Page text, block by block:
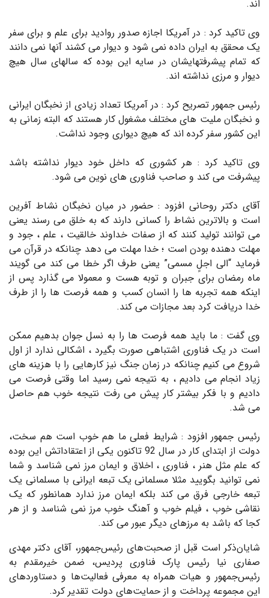
اند.
وی تاکید کرد : در آمریکا اجازه صدور روادید برای علم و برای سفر
یک محقق به ایران داده نمی شود و دیوار می کشند آنها نمی دانند
که تمام پیشرفتهایشان در سایه این بوده که سالهای سال هیچ
دیوار و مرزی نداشته اند.
رئیس جمهور تصریح کرد : در آمریکا تعداد زیادی از نخبگان ایرانی
و نخبگان ملیت های مختلف مشغول کار هستند که البته زمانی به
این کشور سفر کرده اند که هیچ دیواری وجود نداشت.
وی تاکید کرد : هر کشوری که داخل خود دیوار نداشته باشد
پیشرفت می کند و صاحب فناوری های نوین می شود.
آقای دکتر روحانی افزود : حضور در میان نخبگان نشاط آفرین
است و بالاترین نشاط را کسانی دارند که به خلق می رسند یعنی
می توانند تولید کنند که از صفات خداوند خالقیت ، علم ، جود و
مهلت دهنده بودن است ؛ خدا مهلت می دهد چنانکه در قرآن می
فرماید “الی اجلٍ مسمی” یعنی طرف اگر خطا می کند می گویند
ماه رمضان برای جبران و توبه هست و معمولا می گذارد پس از
اینکه همه تجربه ها را انسان کسب و همه فرصت ها را از طرف
خدا دریافت کرد بعد مجازات می کند.
وی گفت : ما باید همه فرصت ها را به نسل جوان بدهیم ممکن
است در یک فناوری اشتباهی صورت بگیرد ، اشکالی ندارد از اول
شروع می کنیم چنانکه در زمان جنگ نیز کارهایی را با هزینه های
زیاد انجام می دادیم ، به نتیجه نمی رسید اما وقتی فرصت می
دادیم و با فکر بیشتر کار پیش می رفت نتیجه خوب هم حاصل
می شد.
رئیس جمهور افزود : شرایط فعلی ما هم خوب است هم سخت،
دولت از ابتدای کار در سال 92 تاکنون یکی از اعتقاداتش این بوده
که علم مثل هنر ، فناوری ، اخلاق و ایمان مرز نمی شناسد و شما
نمی توانید بگویید مثلا مسلمانی یک تبعه ایرانی با مسلمانی یک
تبعه خارجی فرق می کند بلکه ایمان مرز ندارد همانطور که یک
نقاشی خوب ، فیلم خوب و آهنگ خوب مرز نمی شناسد و از هر
کجا که باشد به مرزهای دیگر عبور می کند.
شایان‌ذکر است قبل از صحبت‌های رئیس‌جمهور، آقای دکتر مهدی
صفاری نیا رئیس پارک فناوری پردیس، ضمن خیرمقدم به
رئیس‌جمهور و هیات همراه به معرفی فعالیت‌ها و دستاوردهای
این مجموعه پرداخت و از حمایت‌های دولت تقدیر کرد.